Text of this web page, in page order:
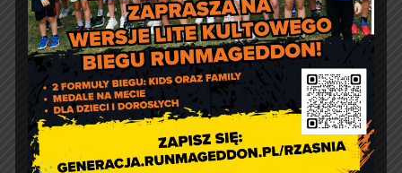
Jakość powietrza